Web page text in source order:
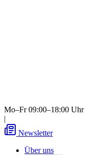
Mo–Fr 09:00–18:00 Uhr
|
Newsletter
Über uns